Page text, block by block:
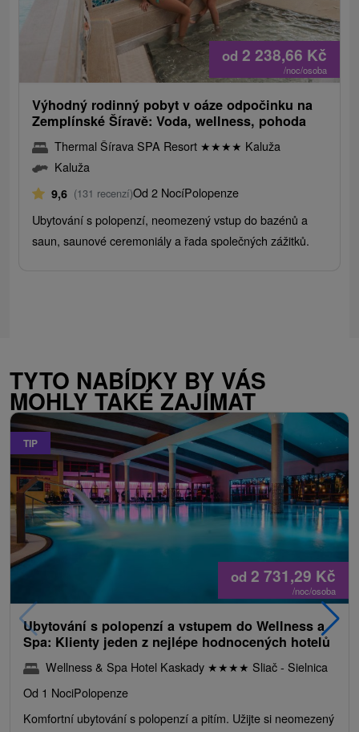
od 2 238,66 Kč
/noc/osoba
Výhodný rodinný pobyt v oáze odpočinku na
Zemplínské Šíravě: Voda, wellness, pohoda
Thermal Šírava SPA Resort ★★★★ Kaluža
Kaluža
9,6 (131 recenzí)Od 2 NocíPolopenze
Ubytování s polopenzí, neomezený vstup do bazénů a
saun, saunové ceremoniály a řada společných zážitků.
TYTO NABÍDKY BY VÁS
MOHLY TAKÉ ZAJÍMAT
TIP
od 2 731,29 Kč
/noc/osoba
Ubytování s polopenzí a vstupem do Wellness a
Spa: Klienty jeden z nejlépe hodnocených hotelů
Wellness & Spa Hotel Kaskady ★★★★ Sliač - Sielnica
Od 1 NociPolopenze
Komfortní ubytování s polopenzí a pitím. Užijte si neomezený